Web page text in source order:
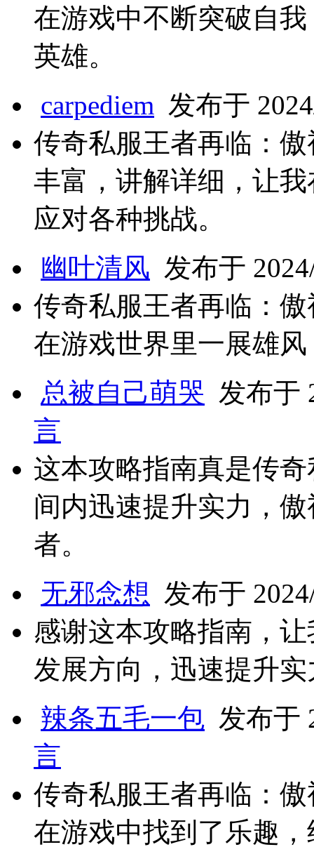
在游戏中不断突破自
英雄。
carpediem 发布于
传奇私服王者再临：
丰富，讲解详细，让
应对各种挑战。
幽叶清风 发布于
传奇私服王者再临：
在游戏世界里一展雄
总被自己萌哭 发布于
言
这本攻略指南真是传
间内迅速提升实力，
者。
无邪念想 发布于
感谢这本攻略指南，
发展方向，迅速提升
辣条五毛一包 发布于
言
传奇私服王者再临：
在游戏中找到了乐趣